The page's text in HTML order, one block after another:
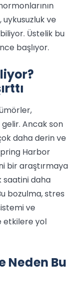
ve
Üstelik bu
başlıyor.
Ancak son
daha derin ve
Harbor
bir araştırmaya
saatini daha
bozulma, stres
ve
etkilere yol
Neden Bu